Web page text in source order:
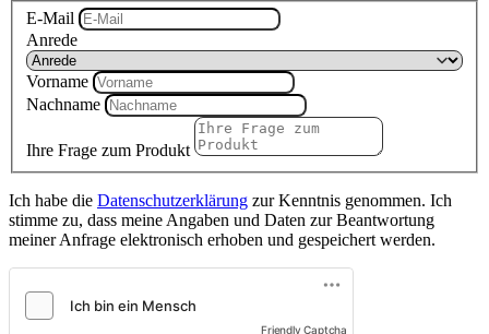
E-Mail
Anrede
Vorname
Nachname
Ihre Frage zum Produkt
Ich habe die Datenschutzerklärung zur Kenntnis genommen. Ich
stimme zu, dass meine Angaben und Daten zur Beantwortung
meiner Anfrage elektronisch erhoben und gespeichert werden.
Friendly Captcha